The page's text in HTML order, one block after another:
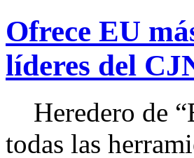
Ofrece EU
líderes del
Heredero de
todas las